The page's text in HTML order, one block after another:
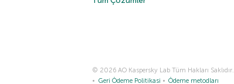
© 2026 AO Kaspersky Lab Tüm Hakları Saklıdır.
Geri Ödeme Politikasi
Ödeme metodları